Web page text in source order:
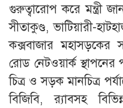
গুরুত্বারোপ করে মন্ত্রী
সীতাকুণ্ড, ভাটিয়ারী-
কক্সবাজার
রোড নেটওয়ার্ক স্থাপনের
চিত্র ও সড়ক মানচিত্র
বিজিবি, র‍্যাবসহ